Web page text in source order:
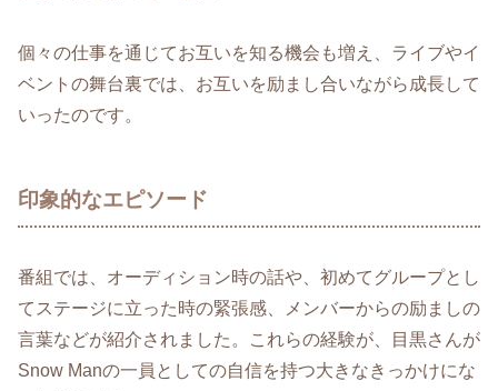
個々の仕事を通じてお互いを知る機会も増え、ライブやイ
ベントの舞台裏では、お互いを励まし合いながら成長して
いったのです。
印象的なエピソード
番組では、オーディション時の話や、初めてグループとし
てステージに立った時の緊張感、メンバーからの励ましの
言葉などが紹介されました。これらの経験が、目黒さんが
Snow Manの一員としての自信を持つ大きなきっかけにな